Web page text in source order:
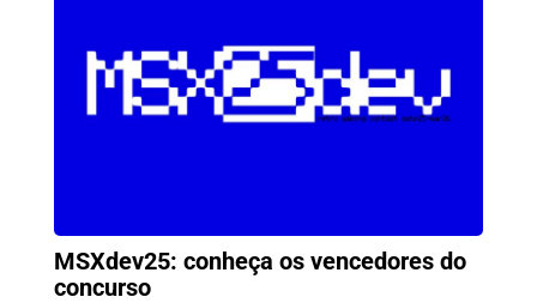
MSXdev25: conheça os vencedores do
concurso